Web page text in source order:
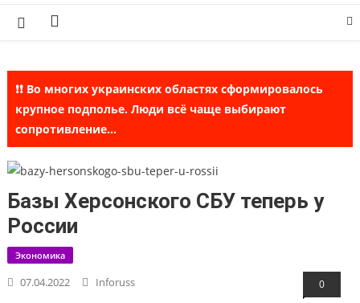
❗❗ Во многих украинских областях сформировалось
крупное подполье. Люди всё чаще выбирают
сопротивление...
Базы Херсонского СБУ теперь у
России
Экономика
07.04.2022 Inforuss 0